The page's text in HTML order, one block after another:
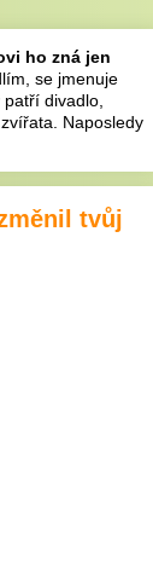
ho zná jen
se jmenuje
divadlo,
Naposledy
tvůj